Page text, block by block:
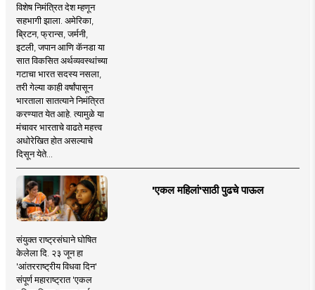
विशेष निमंत्रित देश म्हणून
सहभागी झाला. अमेरिका,
ब्रिटन, फ्रान्स, जर्मनी,
इटली, जपान आणि कॅनडा या
सात विकसित अर्थव्यवस्थांच्या
गटाचा भारत सदस्य नसला,
तरी गेल्या काही वर्षांपासून
भारताला सातत्याने निमंत्रित
करण्यात येत आहे. त्यामुळे या
मंचावर भारताचे वाढते महत्त्व
अधोरेखित होत असल्याचे
दिसून येते...
'एकल महिलां'साठी पुढचे पाऊल
संयुक्त राष्ट्रसंघाने घोषित
केलेला दि. २३ जून हा
'आंतरराष्ट्रीय विधवा दिन'
संपूर्ण महाराष्ट्रात 'एकल